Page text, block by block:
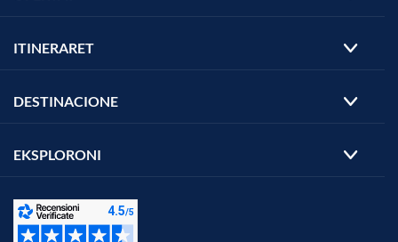
ITINERARET
DESTINACIONE
EKSPLORONI